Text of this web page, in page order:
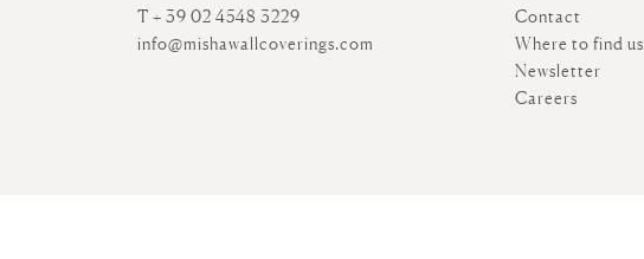
T + 39 02 4548 3229
info@mishawallcoverings.com
Contact
Where to find us
Newsletter
Careers